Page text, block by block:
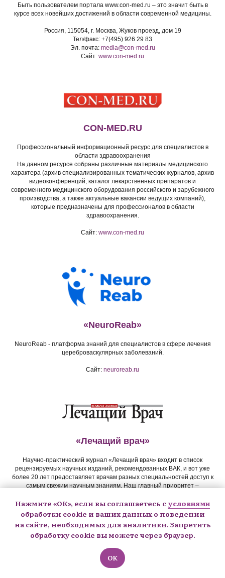
Быть пользователем портала www.con-med.ru – это значит быть в
курсе всех новейших достижений в области современной медицины.
Россия, 115054, г. Москва, Жуков проезд, дом 19
Тел/факс: +7(495) 926 29 83
Эл. почта: media@con-med.ru
Сайт: www.con-med.ru
CON-MED.RU
Профессиональный информационный ресурс для специалистов в
области здравоохранения
На данном ресурсе собраны различные материалы медицинского
характера (архив специализированных тематических журналов, архив
видеоконференций, каталог лекарственных препаратов и
современного медицинского оборудования российского и зарубежного
производства, а также актуальные вакансии ведущих компаний),
которые предназначены для профессионалов в области
здравоохранения.
Сайт: www.con-med.ru
«NeuroReab»
NeuroReab - платформа знаний для специалистов в сфере лечения
цереброваскулярных заболеваний.
Сайт: neuroreab.ru
«Лечащий врач»
Научно-практический журнал «Лечащий врач» входит в список
рецензируемых научных изданий, рекомендованных ВАК, и вот уже
более 20 лет предоставляет врачам разных специальностей доступ к
самым свежим научным знаниям. Наш главный приоритет –
рады подарить вам бесплатную подписку на PDF-версию журнала
«Лечащий врач» на 6 месяцев.
www.lvrach.ru/2036/partners/15437829
ООО «Издательство «Открытые системы»
Адрес для писем: 123056 Москва, а/я 82
Тел.: (495) 725-47-80
Нажмите «ОК», если вы соглашаетесь с условиями
обработки cookie и ваших данных о поведении
на сайте, необходимых для аналитики. Запретить
обработку cookie вы можете через браузер.
OK